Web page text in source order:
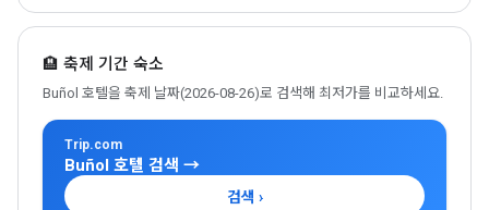
🏨 축제 기간 숙소
Buñol 호텔을 축제 날짜(2026-08-26)로 검색해 최저가를 비교하세요.
Trip.com
Buñol 호텔 검색 →
검색 ›